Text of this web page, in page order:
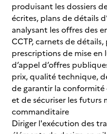
produisant les dossiers
écrites, plans de détails
analysant les offres des
CCTP, carnets de
prescriptions de mise en
d’appel d’offres
prix, qualité technique,
de garantir la
et de sécuriser les futurs
commanditaire
Diriger l'exécution des